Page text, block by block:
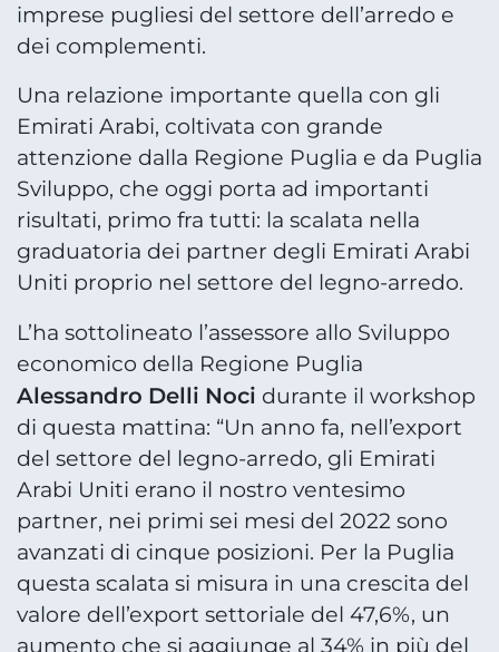
imprese pugliesi del settore dell’arredo e
dei complementi.
Una relazione importante quella con gli
Emirati Arabi, coltivata con grande
attenzione dalla Regione Puglia e da Puglia
Sviluppo, che oggi porta ad importanti
risultati, primo fra tutti: la scalata nella
graduatoria dei partner degli Emirati Arabi
Uniti proprio nel settore del legno-arredo.
L’ha sottolineato l’assessore allo Sviluppo
economico della Regione Puglia
Alessandro Delli Noci durante il workshop
di questa mattina: “Un anno fa, nell’export
del settore del legno-arredo, gli Emirati
Arabi Uniti erano il nostro ventesimo
partner, nei primi sei mesi del 2022 sono
avanzati di cinque posizioni. Per la Puglia
questa scalata si misura in una crescita del
valore dell’export settoriale del 47,6%, un
aumento che si aggiunge al 34% in più del